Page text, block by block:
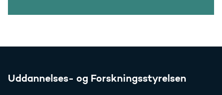
Uddannelses- og Forskningsstyrelsen